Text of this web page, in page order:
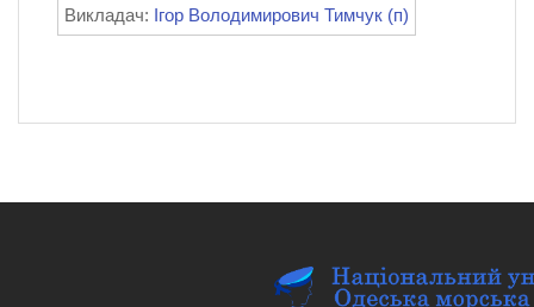
Викладач: Ігор Володимирович Тимчук (п)